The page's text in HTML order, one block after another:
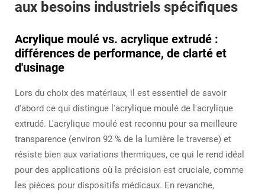
aux besoins industriels spécifiques
Acrylique moulé vs. acrylique extrudé :
différences de performance, de clarté et
d'usinage
Lors du choix des matériaux, il est essentiel de savoir
d'abord ce qui distingue l'acrylique moulé de l'acrylique
extrudé. L'acrylique moulé est reconnu pour sa meilleure
transparence (environ 92 % de la lumière le traverse) et
résiste bien aux variations thermiques, ce qui le rend idéal
pour des applications où la précision est cruciale, comme
les pièces pour dispositifs médicaux. En revanche,